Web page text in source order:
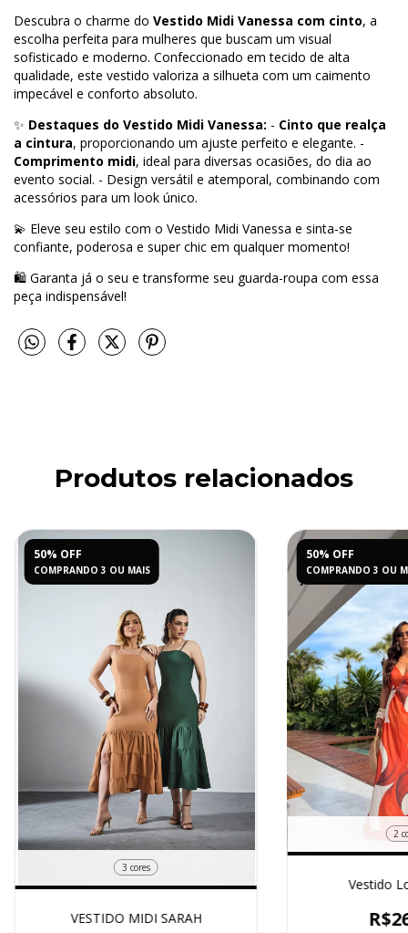
Descubra o charme do Vestido Midi Vanessa com cinto, a
escolha perfeita para mulheres que buscam um visual
sofisticado e moderno. Confeccionado em tecido de alta
qualidade, este vestido valoriza a silhueta com um caimento
impecável e conforto absoluto.
✨ Destaques do Vestido Midi Vanessa: - Cinto que realça
a cintura, proporcionando um ajuste perfeito e elegante. -
Comprimento midi, ideal para diversas ocasiões, do dia ao
evento social. - Design versátil e atemporal, combinando com
acessórios para um look único.
💫 Eleve seu estilo com o Vestido Midi Vanessa e sinta-se
confiante, poderosa e super chic em qualquer momento!
🛍️ Garanta já o seu e transforme seu guarda-roupa com essa
peça indispensável!
Produtos relacionados
50% OFF
COMPRANDO 3 OU MAIS
3 cores
VESTIDO MIDI SARAH
50% OFF
COMPRANDO 3 OU
2
Vestido